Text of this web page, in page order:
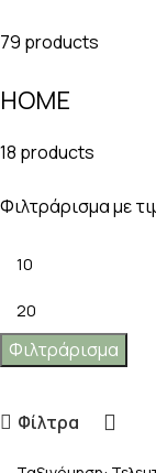
79 products
HOME
18 products
Φιλτράρισμα με
Φιλτράρισμα
Φίλτρα